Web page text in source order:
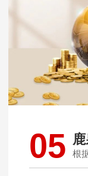
05 根